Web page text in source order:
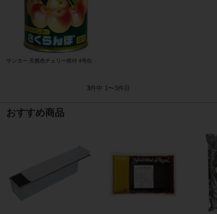
サンヨー 天然色チェリー枝付 4号缶
3件中 1〜3件目
おすすめ商品